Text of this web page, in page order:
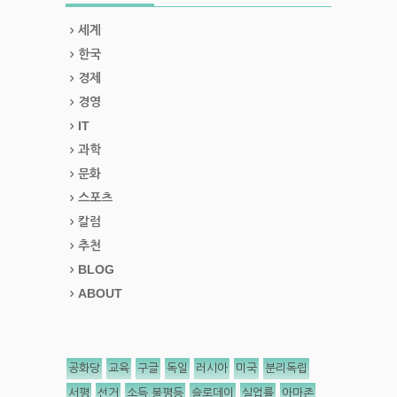
세계
한국
경제
경영
IT
과학
문화
스포츠
칼럼
추천
BLOG
ABOUT
공화당 교육 구글 독일 러시아 미국 분리독립
서평 선거 소득 불평등 슬로데이 실업률 아마존